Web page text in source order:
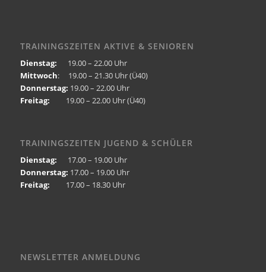
TRAININGSZEITEN AKTIVE & SENIOREN
Dienstag: 19.00 – 22.00 Uhr
Mittwoch: 19.00 – 21.30 Uhr (Ü40)
Donnerstag: 19.00 – 22.00 Uhr
Freitag: 19.00 – 22.00 Uhr (Ü40)
TRAININGSZEITEN JUGEND & SCHÜLER
Dienstag: 17.00 – 19.00 Uhr
Donnerstag: 17.00 – 19.00 Uhr
Freitag: 17.00 – 18.30 Uhr
NEWSLETTER ANMELDUNG